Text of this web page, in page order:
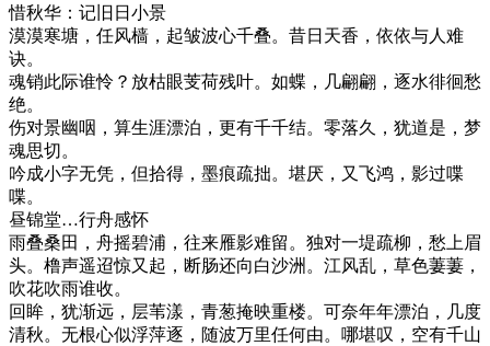
惜秋华：记旧日小景
漠漠寒塘，任风樯，起皱波心千叠。昔日天香，依依与人难
诀。
魂销此际谁怜？放枯眼芰荷残叶。如蝶，几翩翩，逐水徘徊愁
绝。
伤对景幽咽，算生涯漂泊，更有千千结。零落久，犹道是，梦
魂思切。
吟成小字无凭，但拾得，墨痕疏拙。堪厌，又飞鸿，影过喋
喋。
昼锦堂…行舟感怀
雨叠桑田，舟摇碧浦，往来雁影难留。独对一堤疏柳，愁上眉
头。橹声遥迢惊又起，断肠还向白沙洲。江风乱，草色萋萋，
吹花吹雨谁收。
回眸，犹渐远，层苇漾，青葱掩映重楼。可奈年年漂泊，几度
清秋。无根心似浮萍逐，随波万里任何由。哪堪叹，空有千山